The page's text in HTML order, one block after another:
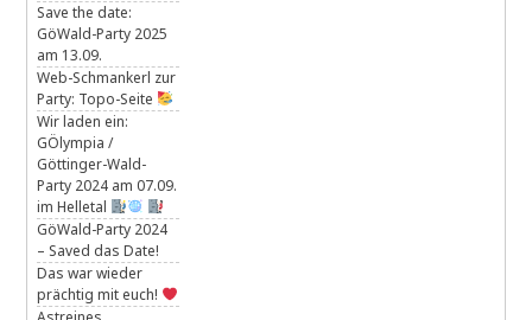
Save the date:
GöWald-Party 2025
am 13.09.
Web-Schmankerl zur
Party: Topo-Seite
Wir laden ein:
GÖlympia /
Göttinger-Wald-
Party 2024 am 07.09.
im Helletal
GöWald-Party 2024
– Saved das Date!
Das war wieder
prächtig mit euch!